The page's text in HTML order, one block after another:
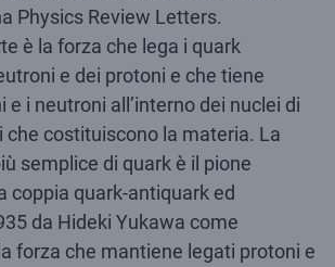
Physics Review Letters.
è la forza che lega i quark
e dei protoni e che tiene
e i neutroni all’interno dei nuclei di
costituiscono la materia. La
semplice di quark è il pione
coppia quark-antiquark ed
da Hideki Yukawa come
forza che mantiene legati protoni e